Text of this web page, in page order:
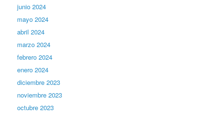
junio 2024
mayo 2024
abril 2024
marzo 2024
febrero 2024
enero 2024
diciembre 2023
noviembre 2023
octubre 2023